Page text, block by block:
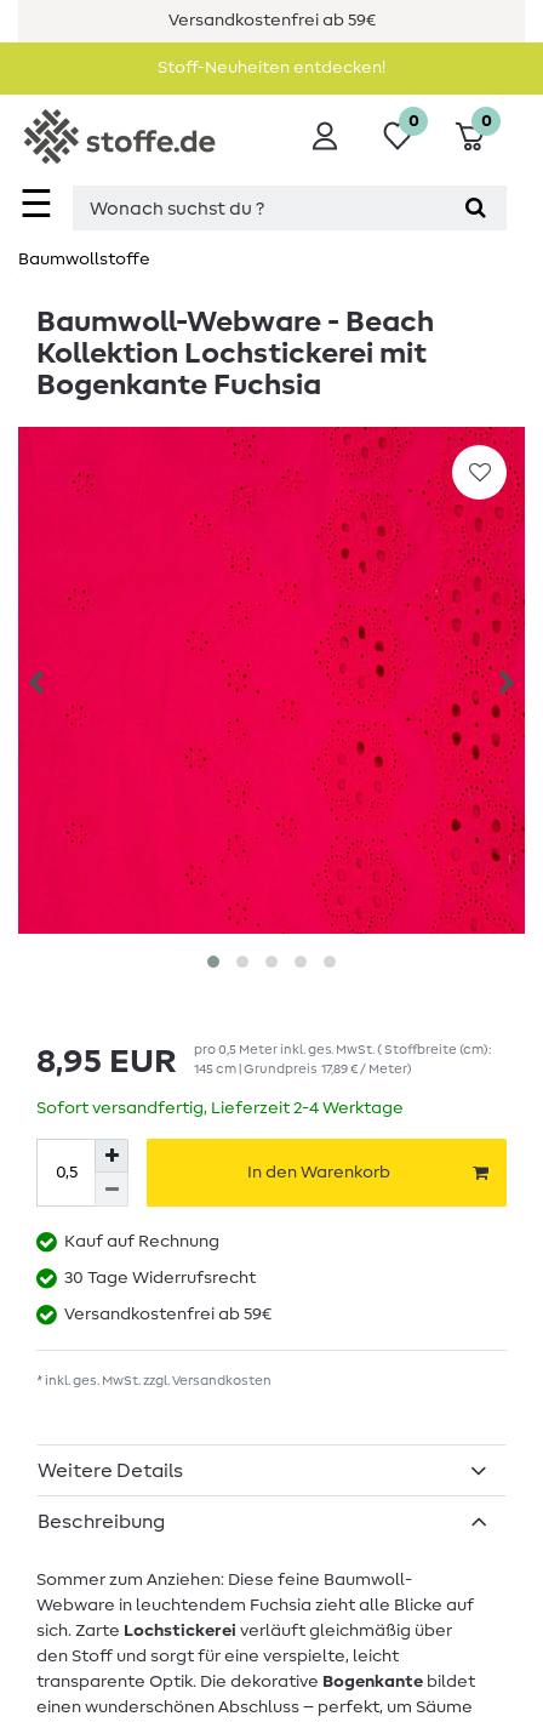
Versandkostenfrei ab 59€
Stoff-Neuheiten entdecken!
☰
0 0
Baumwollstoffe
Baumwoll-Webware - Beach
Kollektion Lochstickerei mit
Bogenkante Fuchsia
8,95 EUR pro0,5 Meter inkl. ges. MwSt.( Stoffbreite (cm):
145 cm | Grundpreis 17,89 € / Meter)
Sofort versandfertig, Lieferzeit 2-4 Werktage
In den Warenkorb
Kauf auf Rechnung
30 Tage Widerrufsrecht
Versandkostenfrei ab 59€
* inkl. ges. MwSt. zzgl.Versandkosten
Weitere Details
Beschreibung
Sommer zum Anziehen: Diese feine Baumwoll-
Webware in leuchtendem Fuchsia zieht alle Blicke auf
sich. Zarte Lochstickerei verläuft gleichmäßig über
den Stoff und sorgt für eine verspielte, leicht
transparente Optik. Die dekorative Bogenkante bildet
einen wunderschönen Abschluss – perfekt, um Säume